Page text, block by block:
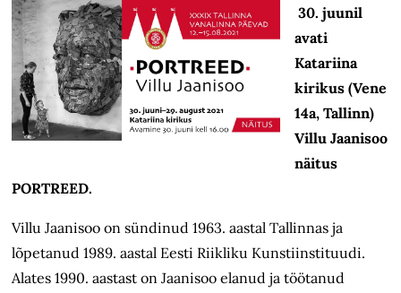
30.juunil
avati
Katariina
kirikus (Vene
14a, Tallinn)
Villu Jaanisoo
näitus
PORTREED.
Villu Jaanisoo on sündinud 1963. aastal Tallinnas ja
lõpetanud 1989. aastal Eesti Riikliku Kunstiinstituudi.
Alates 1990. aastast on Jaanisoo elanud ja töötanud